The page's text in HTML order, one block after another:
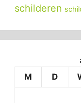
schilderen
M
D